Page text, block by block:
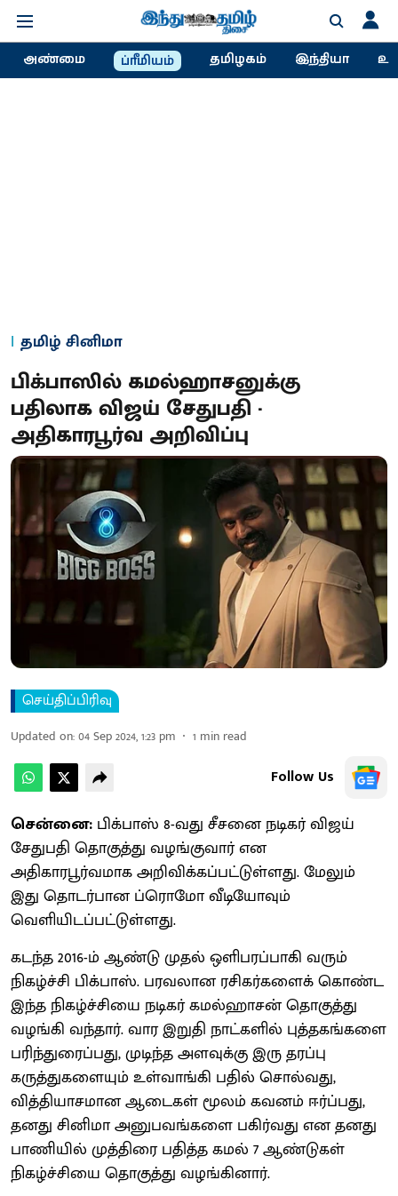
அண்மை ப்ரீமியம் தமிழகம் இந்தியா
தமிழ் சினிமா
பிக்பாஸில் கமல்ஹாசனுக்கு
பதிலாக விஜய் சேதுபதி -
அதிகாரபூர்வ அறிவிப்பு
செய்திப்பிரிவு
Updated on:04 Sep 2024, 1:23 pm 1 min read
Follow Us
சென்னை: பிக்பாஸ் 8-வது சீசனை நடிகர் விஜய்
சேதுபதி தொகுத்து வழங்குவார் என
அதிகாரபூர்வமாக அறிவிக்கப்பட்டுள்ளது. மேலும்
இது தொடர்பான ப்ரொமோ வீடியோவும்
வெளியிடப்பட்டுள்ளது.
கடந்த 2016-ம் ஆண்டு முதல் ஒளிபரப்பாகி வரும்
நிகழ்ச்சி பிக்பாஸ். பரவலான ரசிகர்களைக் கொண்ட
இந்த நிகழ்ச்சியை நடிகர் கமல்ஹாசன் தொகுத்து
வழங்கி வந்தார். வார இறுதி நாட்களில் புத்தகங்களை
பரிந்துரைப்பது, முடிந்த அளவுக்கு இரு தரப்பு
கருத்துகளையும் உள்வாங்கி பதில் சொல்வது,
வித்தியாசமான ஆடைகள் மூலம் கவனம் ஈர்ப்பது,
தனது சினிமா அனுபவங்களை பகிர்வது என தனது
பாணியில் முத்திரை பதித்த கமல் 7 ஆண்டுகள்
நிகழ்ச்சியை தொகுத்து வழங்கினார்.